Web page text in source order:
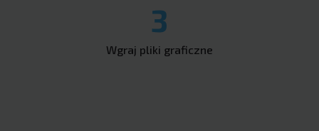
3
Wgraj pliki graficzne